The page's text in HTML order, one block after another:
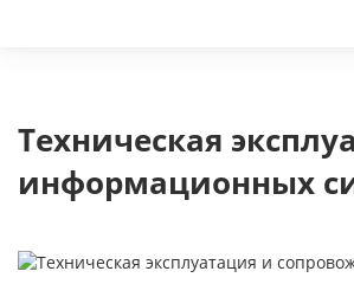
Техническая
информационных